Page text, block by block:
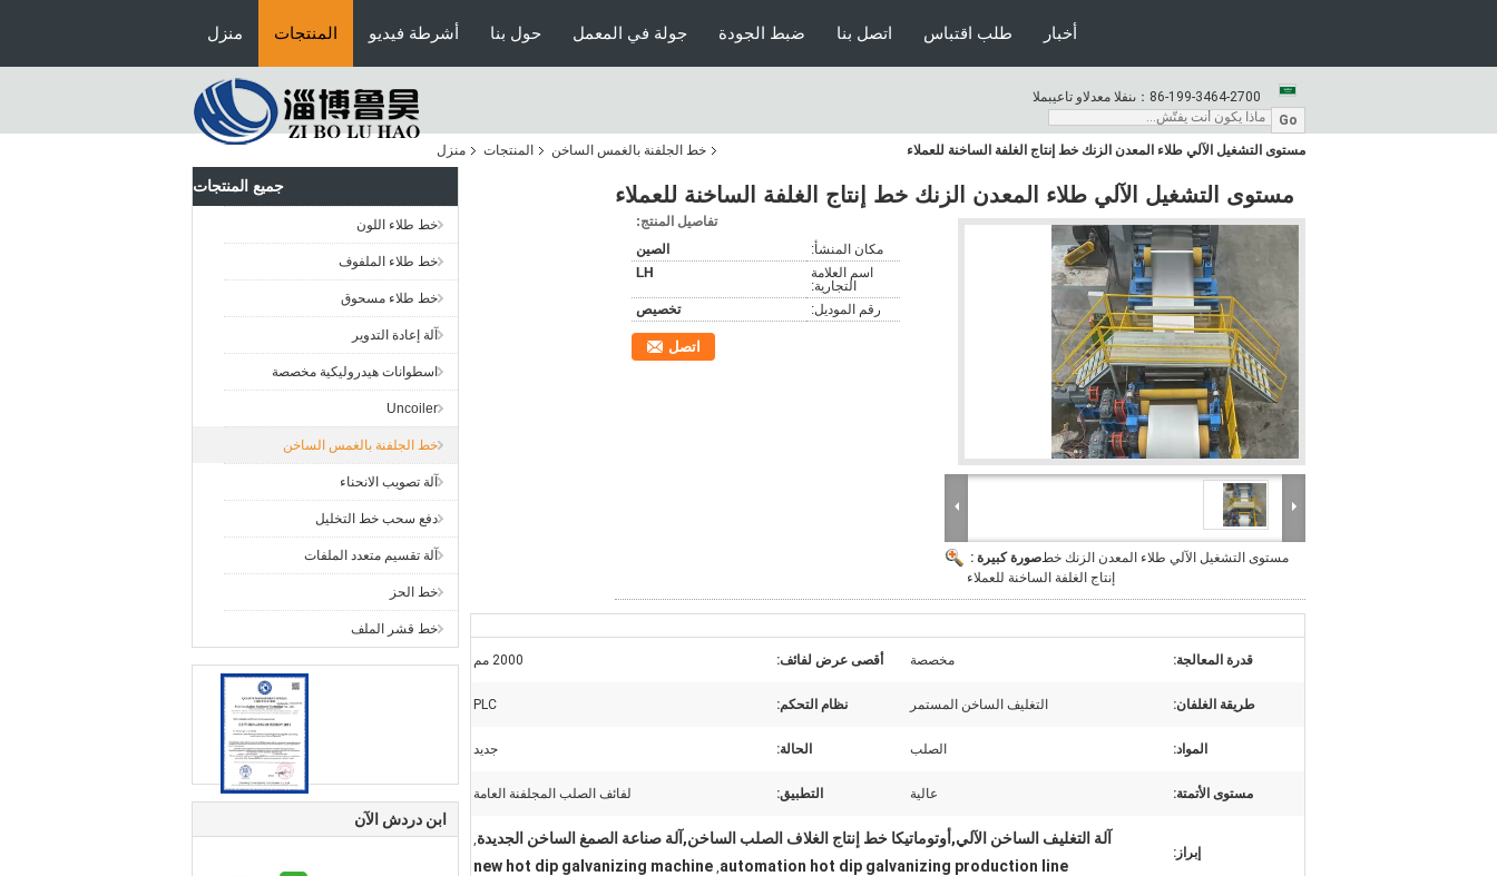
منزل المنتجات أشرطة فيديو حول بنا جولة في المعمل ضبط الجودة اتصل بنا طلب اقتباس أخبار
المبيعات والدعم الفنى： 86-199-3464-2700
Go
منزل
المنتجات خط الجلفنة بالغمس الساخن مستوى التشغيل الآلي طلاء المعدن الزنك خط إنتاج الغلفة الساخنة للعملاء
جميع المنتجات
خط طلاء اللون
خط طلاء الملفوف
خط طلاء مسحوق
آلة إعادة التدوير
اسطوانات هيدروليكية مخصصة
Uncoiler
خط الجلفنة بالغمس الساخن
آلة تصويب الانحناء
دفع سحب خط التخليل
آلة تقسيم متعدد الملفات
خط الحز
خط قشر الملف
ابن دردش الآن
مستوى التشغيل الآلي طلاء المعدن الزنك خط إنتاج الغلفة الساخنة للعملاء
صورة كبيرة :مستوى التشغيل الآلي طلاء المعدن الزنك خط
إنتاج الغلفة الساخنة للعملاء
تفاصيل المنتج:
مكان المنشأ:
الصين
اسم العلامة
التجارية:
LH
رقم الموديل: تخصيص
اتصل
قدرة المعالجة: مخصصة أقصى عرض لفائف: 2000 مم
طريقة الغلفان: التغليف الساخن المستمر نظام التحكم: PLC
المواد: الصلب الحالة: جديد
مستوى الأتمتة: عالية التطبيق: لفائف الصلب المجلفنة العامة
إبراز:
آلة التغليف الساخن الآلي,أوتوماتيكا خط إنتاج الغلاف الصلب الساخن,آلة صناعة الصمغ الساخن الجديدة,
automation hot dip galvanizing production line
,
new hot dip galvanizing machine